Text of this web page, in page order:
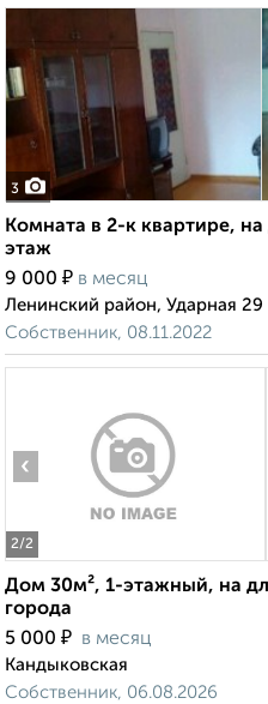
3
Комната в 2-к квартире,
этаж
9 000 ₽ в месяц
Ленинский район, Ударная 29
Собственник, 08.11.2022
2/2
‹
Дом 30м², 1-этажный, на
города
5 000 ₽ в месяц
Кандыковская
Собственник, 06.08.2026